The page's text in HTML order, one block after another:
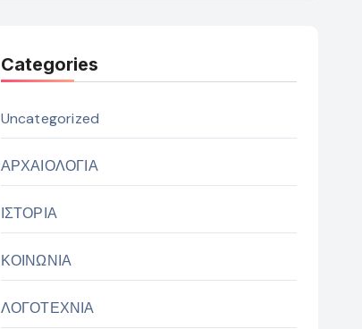
Categories
Uncategorized
ΑΡΧΑΙΟΛΟΓΙΑ
ΙΣΤΟΡΙΑ
ΚΟΙΝΩΝΙΑ
ΛΟΓΟΤΕΧΝΙΑ